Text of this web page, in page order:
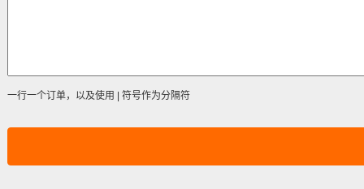
一行一个订单，以及使用 | 符号作为分隔符